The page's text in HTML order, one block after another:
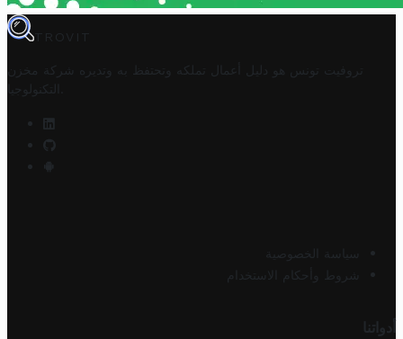
TROVIT
تروفيت تونس هو دليل أعمال تملكه وتحتفظ به وتديره
شركة مخزن
التكنولوجيا
سياسة الخصوصية
شروط وأحكام الاستخدام
أدواتنا